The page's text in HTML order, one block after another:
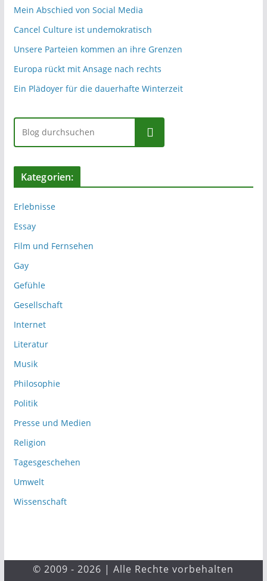
Mein Abschied von Social Media
Cancel Culture ist undemokratisch
Unsere Parteien kommen an ihre Grenzen
Europa rückt mit Ansage nach rechts
Ein Plädoyer für die dauerhafte Winterzeit
Suchen
Kategorien:
Erlebnisse
Essay
Film und Fernsehen
Gay
Gefühle
Gesellschaft
Internet
Literatur
Musik
Philosophie
Politik
Presse und Medien
Religion
Tagesgeschehen
Umwelt
Wissenschaft
© 2009 - 2026 | Alle Rechte vorbehalten